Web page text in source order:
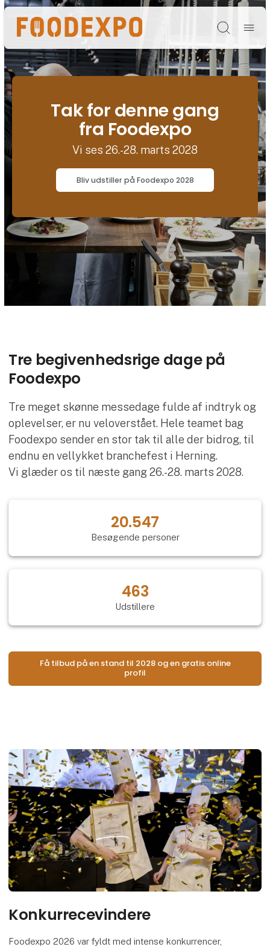
Søg
Tak for denne gang
fra Foodexpo
Vi ses 26.-28. marts 2028
Bliv udstiller på Foodexpo 2028
Tre begivenhedsrige dage på
Foodexpo
Tre meget skønne messedage fulde af indtryk og
oplevelser, er nu veloverstået. Hele teamet bag
Foodexpo sender en stor tak til alle der bidrog, til
endnu en vellykket branchefest i Herning.
Vi glæder os til næste gang 26.-28. marts 2028.
20.547
Besøgende personer
463
Udstillere
Få tilbud på en stand til 2028 og en gratis online
profil
Konkurrecevindere
Foodexpo 2026 var fyldt med intense konkurrencer,